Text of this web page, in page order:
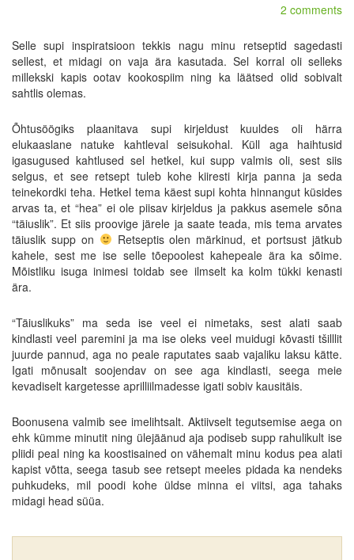
2 comments
Selle supi inspiratsioon tekkis nagu minu retseptid sagedasti
sellest, et midagi on vaja ära kasutada. Sel korral oli selleks
millekski kapis ootav kookospiim ning ka läätsed olid sobivalt
sahtlis olemas.
Õhtusöögiks plaanitava supi kirjeldust kuuldes oli härra
elukaaslane natuke kahtleval seisukohal. Küll aga haihtusid
igasugused kahtlused sel hetkel, kui supp valmis oli, sest siis
selgus, et see retsept tuleb kohe kiiresti kirja panna ja seda
teinekordki teha. Hetkel tema käest supi kohta hinnangut küsides
arvas ta, et “hea” ei ole piisav kirjeldus ja pakkus asemele sõna
“täiuslik”. Et siis proovige järele ja saate teada, mis tema arvates
täiuslik supp on
Retseptis olen märkinud, et portsust jätkub
kahele, sest me ise selle tõepoolest kahepeale ära ka sõime.
Mõistliku isuga inimesi toidab see ilmselt ka kolm tükki kenasti
ära.
“Täiuslikuks” ma seda ise veel ei nimetaks, sest alati saab
kindlasti veel paremini ja ma ise oleks veel muidugi kõvasti tšilllit
juurde pannud, aga no peale raputates saab vajaliku laksu kätte.
Igati mõnusalt soojendav on see aga kindlasti, seega meie
kevadiselt kargetesse aprilliilmadesse igati sobiv kausitäis.
Boonusena valmib see imelihtsalt. Aktiivselt tegutsemise aega on
ehk kümme minutit ning ülejäänud aja podiseb supp rahulikult ise
pliidi peal ning ka koostisained on vähemalt minu kodus pea alati
kapist võtta, seega tasub see retsept meeles pidada ka nendeks
puhkudeks, mil poodi kohe üldse minna ei viitsi, aga tahaks
midagi head süüa.